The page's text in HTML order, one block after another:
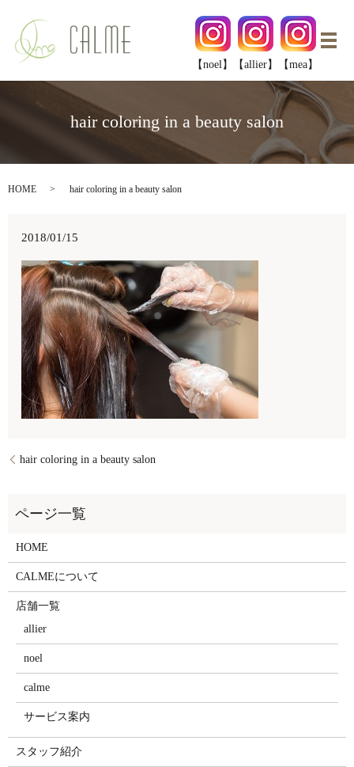
メ
【noel】
【allier】 【mea】
hair coloring in a beauty salon
HOME hair coloring in a beauty salon
2018/01/15
hair coloring in a beauty salon
HOME
CALMEについて
店舗一覧
allier
noel
calme
サービス案内
スタッフ紹介